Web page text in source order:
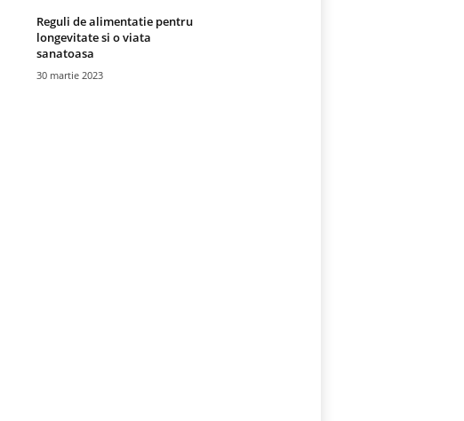
Reguli de alimentatie pentru
longevitate si o viata
sanatoasa
30 martie 2023